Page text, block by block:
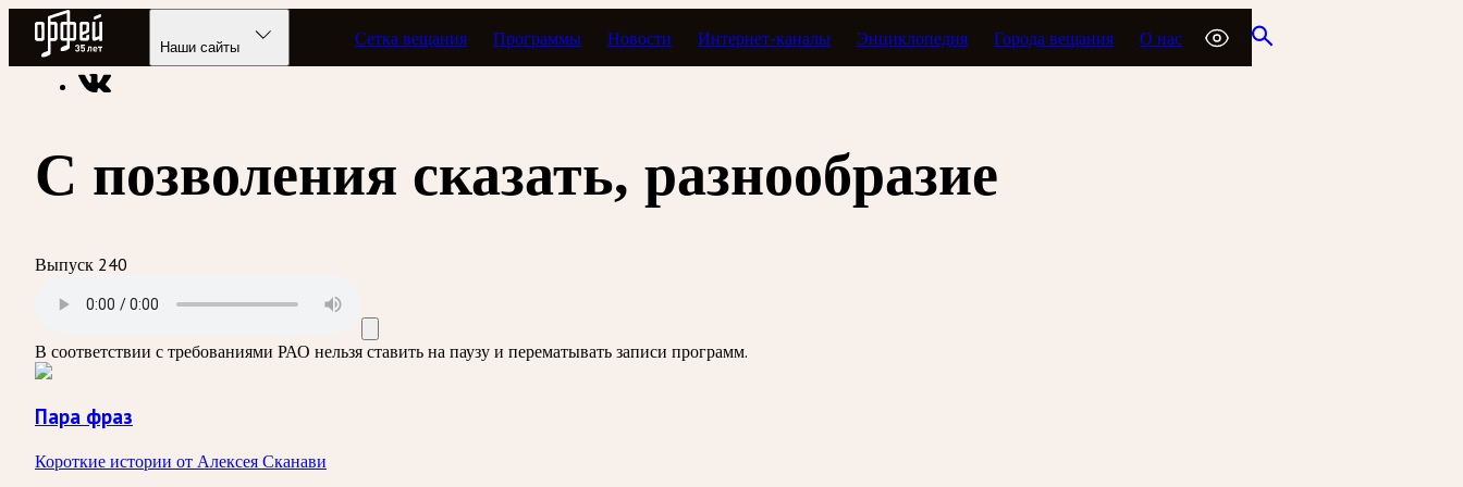
Радио Орфей
Наши сайты Сетка вещания Программы Новости Интернет-каналы Энциклопедия Города вещания О нас
Радио классической музыки «Орфей» Подкасты Пара фраз
С позволения сказать, разнообразие
Выпуск 240
В соответствии с требованиями РАО нельзя ставить на паузу и перематывать записи программ.
Пара фраз
Короткие истории от Алексея Сканави